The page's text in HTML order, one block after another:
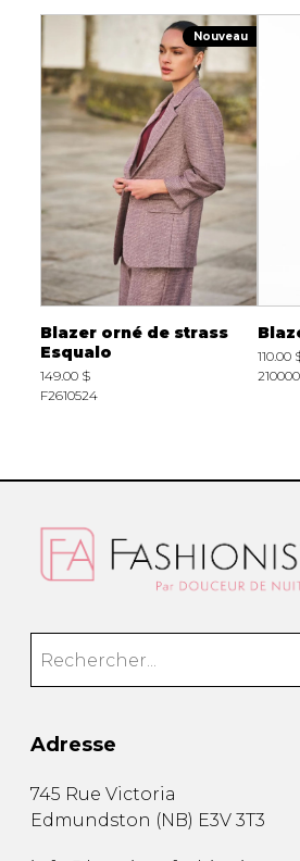
Nouveau
Blazer orné de strass
Esqualo
149.00 $
F2610524
110.00
Adresse
745 Rue Victoria
Edmundston (NB) E3V 3T3